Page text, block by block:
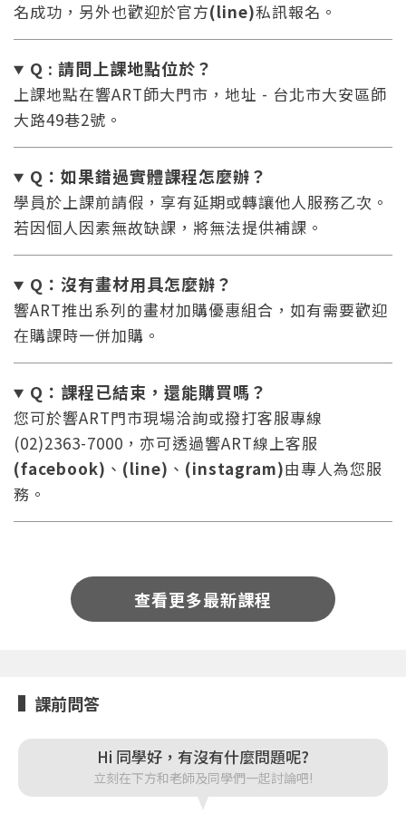
忘記密碼 註冊
按下註冊即代表你同意我們的使用者條款與隱私權政
策 。
您將收到一封Email，請依照信件中的指示重新登
入。
系統偵測到您的帳號重複登入，
點擊下方「確定」將前一位使用者強制登出。
確定
名成功，另外也歡迎於官方(line)私訊報名。
Q : 請問上課地點位於？
上課地點在響ART師大門市，地址 - 台北市大安區師
大路49巷2號。
Q：如果錯過實體課程怎麼辦？
學員於上課前請假，享有延期或轉讓他人服務乙次。
若因個人因素無故缺課，將無法提供補課。
Q：沒有畫材用具怎麼辦？
響ART推出系列的畫材加購優惠組合，如有需要歡迎
在購課時一併加購。
Q：課程已結束，還能購買嗎？
您可於響ART門市現場洽詢或撥打客服專線
(02)2363-7000，亦可透過響ART線上客服
(facebook) 、 (line) 、 (instagram)由專人為您服
務。
查看更多最新課程
課前問答
Hi 同學好，有沒有什麼問題呢?
立刻在下方和老師及同學們一起討論吧!